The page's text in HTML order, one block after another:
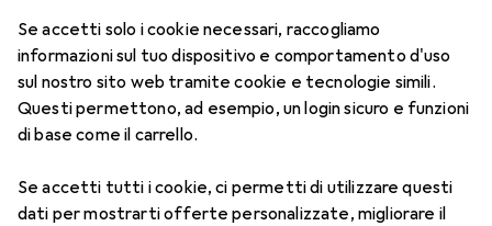
Se accetti solo i cookie necessari, raccogliamo
informazioni sul tuo dispositivo e comportamento d'uso
sul nostro sito web tramite cookie e tecnologie simili.
Questi permettono, ad esempio, un login sicuro e funzioni
di base come il carrello.
Se accetti tutti i cookie, ci permetti di utilizzare questi
dati per mostrarti offerte personalizzate, migliorare il
Mostra categorie
Mi piace questo marchio
Scopri di più su Kenwood